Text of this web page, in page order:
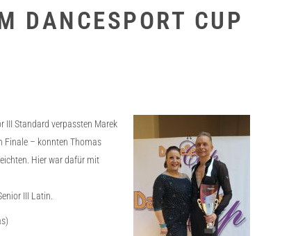
DANCESPORT CUP
III Standard verpassten Marek
Finale – konnten Thomas
Hier war dafür mit
III Latin.